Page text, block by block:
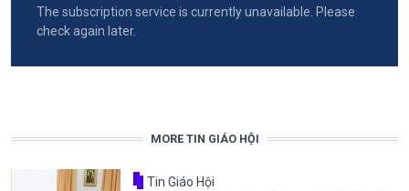
The subscription service is currently unavailable. Please
check again later.
MORE TIN GIÁO HỘI
Tin Giáo Hội